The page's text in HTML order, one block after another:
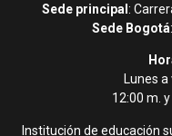
Sede principal :
Sede Bogotá
Lunes
12:00 m.
Institución de educación